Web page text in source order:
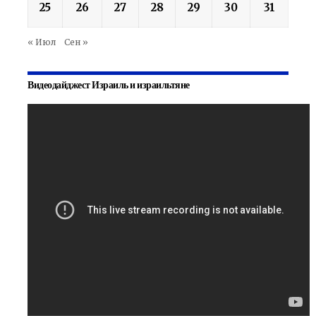
25 26 27 28 29 30 31
« Июл Сен »
Видеодайджест Израиль и израильтяне